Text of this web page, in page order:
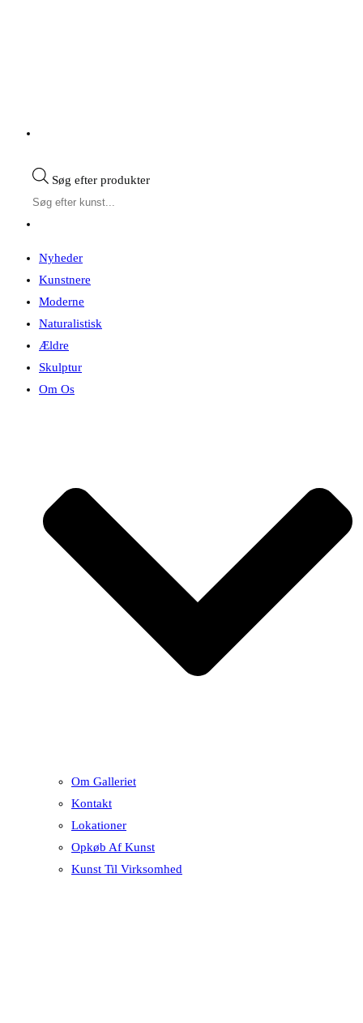
Søg efter produkter
Nyheder
Kunstnere
Moderne
Naturalistisk
Ældre
Skulptur
Om Os
Om Galleriet
Kontakt
Lokationer
Opkøb Af Kunst
Kunst Til Virksomhed